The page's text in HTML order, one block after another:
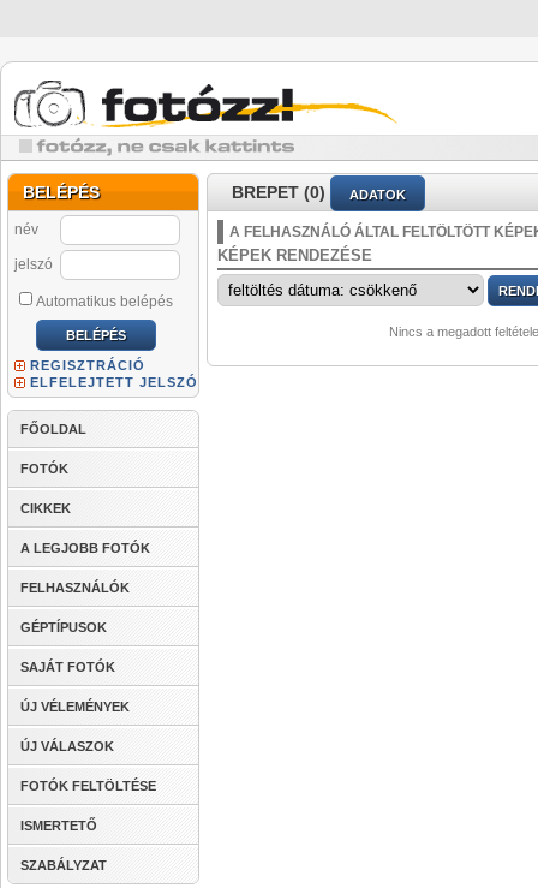
BELÉPÉS
név
jelszó
Automatikus belépés
REGISZTRÁCIÓ
ELFELEJTETT JELSZÓ
FŐOLDAL
FOTÓK
CIKKEK
A LEGJOBB FOTÓK
FELHASZNÁLÓK
GÉPTÍPUSOK
SAJÁT FOTÓK
ÚJ VÉLEMÉNYEK
ÚJ VÁLASZOK
FOTÓK FELTÖLTÉSE
ISMERTETŐ
SZABÁLYZAT
BREPET (0) ADATOK
A FELHASZNÁLÓ ÁLTAL FELTÖLTÖTT
KÉPEK RENDEZÉSE
Nincs a megadott